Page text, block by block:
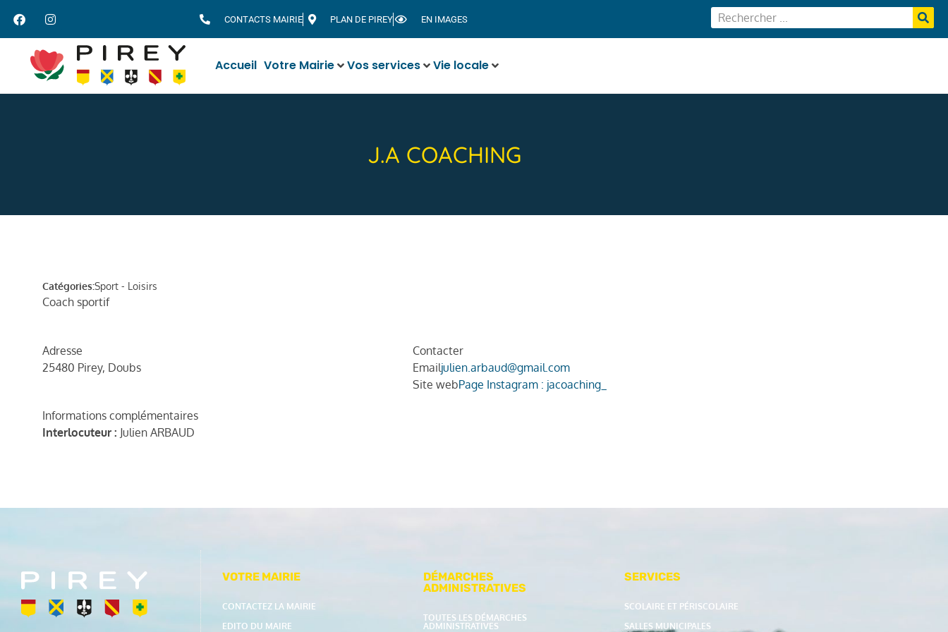
CONTACTS MAIRIE PLAN DE PIREY EN IMAGES
Accueil Votre Mairie Vos services Vie locale
J.A COACHING
Catégories:Sport - Loisirs
Coach sportif
Adresse
25480 Pirey, Doubs
Contacter
Emailjulien.arbaud@gmail.com
Site webPage Instagram : jacoaching_
Informations complémentaires
Interlocuteur : Julien ARBAUD
VOTRE MAIRIE
CONTACTEZ LA MAIRIE
EDITO DU MAIRE
DÉMARCHES
ADMINISTRATIVES
TOUTES LES DÉMARCHES
ADMINISTRATIVES
SERVICES
SCOLAIRE ET PÉRISCOLAIRE
SALLES MUNICIPALES